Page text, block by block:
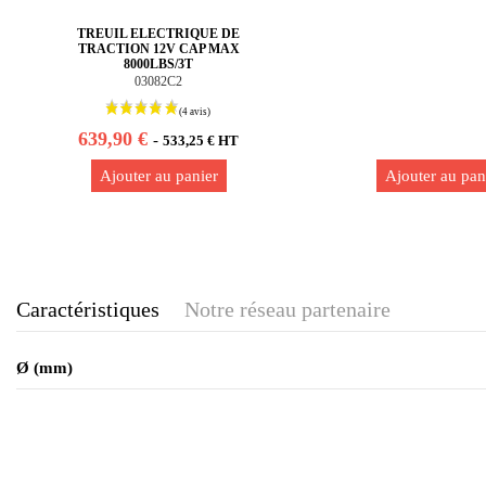
TREUIL ELECTRIQUE DE
TRACTION 12V CAP MAX
8000LBS/3T
03082C2
639,90 €-533,25 € HT
Ajouter au panier Ajouter au
Caractéristiques Notre réseau partenaire
Ø (mm)